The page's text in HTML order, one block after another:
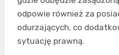
odpowie również za
odurzających, co
sytuację prawną.